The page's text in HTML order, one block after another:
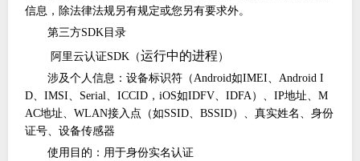
信息，除法律法规另有规定或您另有要求外。
第三方SDK目录
阿里云认证SDK（运行中的进程 ）
涉及个人信息：设备标识符（ Android如IMEI、Android I
D、IMSI、Serial、ICCID，iOS如IDFV、IDFA）、IP地址、M
AC地址、WLAN接入点（如SSID、BSSID）、真实姓名、身份
证号、设备传感器
使用目的：用于身份实名认证